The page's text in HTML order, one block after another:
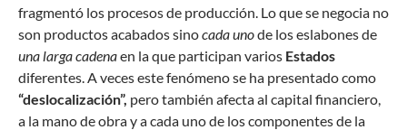
fragmentó los procesos de producción. Lo que se negocia no
son productos acabados sinocada unode los eslabones de
una larga cadenaen la que participan varios Estados
diferentes. A veces este fenómeno se ha presentado como
“deslocalización”, pero también afecta al capital financiero,
a la mano de obra y a cada uno de los componentes de la